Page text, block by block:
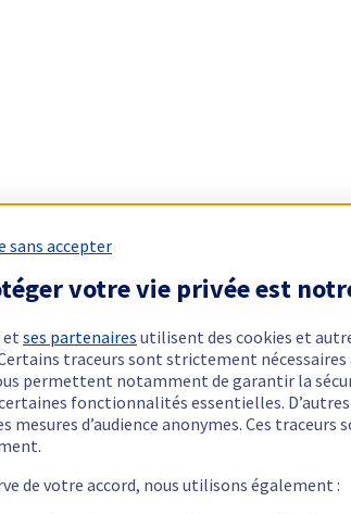
sans accepter
votre vie privée est
etses partenaires utilisent des cookies et
traceurs sont strictement
permettent notamment de garantir la
fonctionnalités essentielles.
mesures d’audience anonymes. Ces traceurs
de votre accord, nous utilisons également :